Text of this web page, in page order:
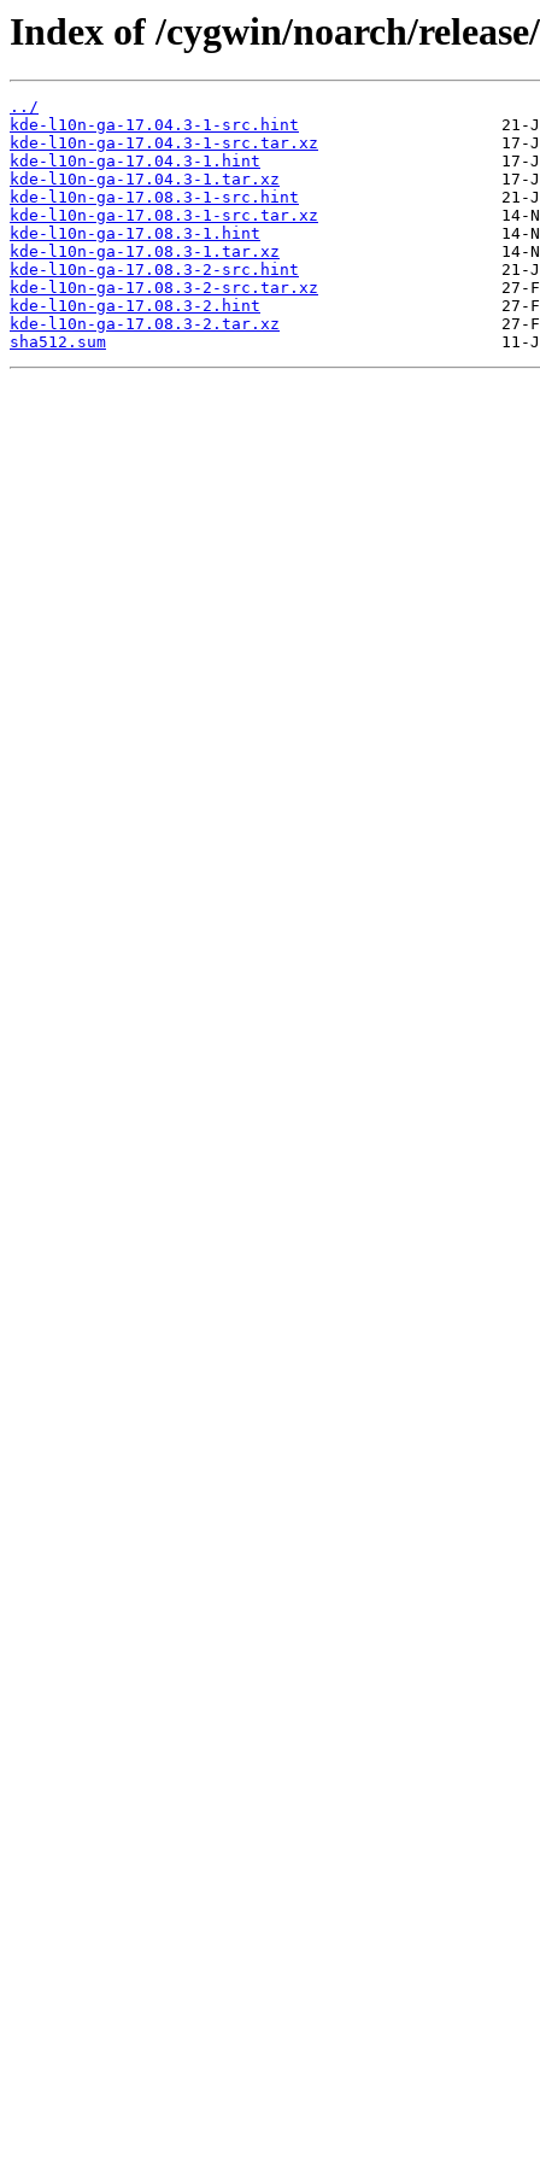
Index of /cygwin/noarch/
../
kde-l10n-ga-17.04.3-1-src.hint
kde-l10n-ga-17.04.3-1-src.tar.xz
kde-l10n-ga-17.04.3-1.hint
kde-l10n-ga-17.04.3-1.tar.xz
kde-l10n-ga-17.08.3-1-src.hint
kde-l10n-ga-17.08.3-1-src.tar.xz
kde-l10n-ga-17.08.3-1.hint
kde-l10n-ga-17.08.3-1.tar.xz
kde-l10n-ga-17.08.3-2-src.hint
kde-l10n-ga-17.08.3-2-src.tar.xz
kde-l10n-ga-17.08.3-2.hint
kde-l10n-ga-17.08.3-2.tar.xz
sha512.sum